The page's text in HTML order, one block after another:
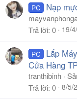
PC Nạp
Trả lời 0 19/
PC
Lắp
Cửa Hàng
tranthibinh
Trả lời 0 8/5/